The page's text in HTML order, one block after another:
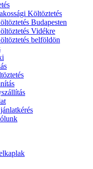
Költöztetés
Budapesten
Vidékre
belföldön